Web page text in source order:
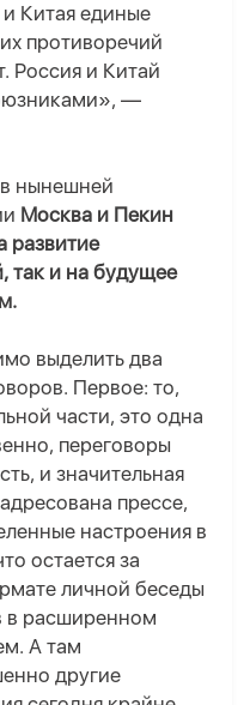
Китая единые
противоречий
Россия и Китай
—
нынешней
Москва и Пекин
развитие
так и на будущее
выделить два
Первое: то,
части, это одна
переговоры
и значительная
прессе,
настроения в
остается за
личной беседы
в расширенном
А там
другие